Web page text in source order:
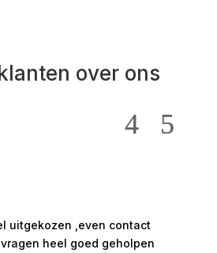
over ons
uitgekozen ,even contact
heel goed geholpen